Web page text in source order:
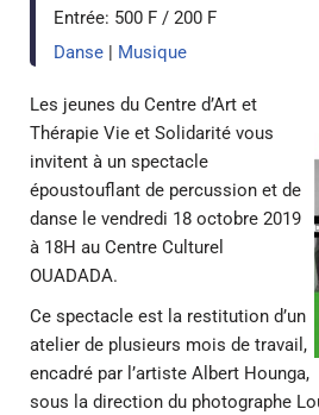
Entrée: 500 F / 200 F
Danse | Musique
Les jeunes du Centre d’Art et
Thérapie Vie et Solidarité vous
invitent à un spectacle
époustouflant de percussion et de
danse le vendredi 18 octobre 2019
à 18H au Centre Culturel
OUADADA.
Ce spectacle est la restitution d’un
atelier de plusieurs mois de travail,
encadré par l’artiste Albert Hounga,
sous la direction du photographe